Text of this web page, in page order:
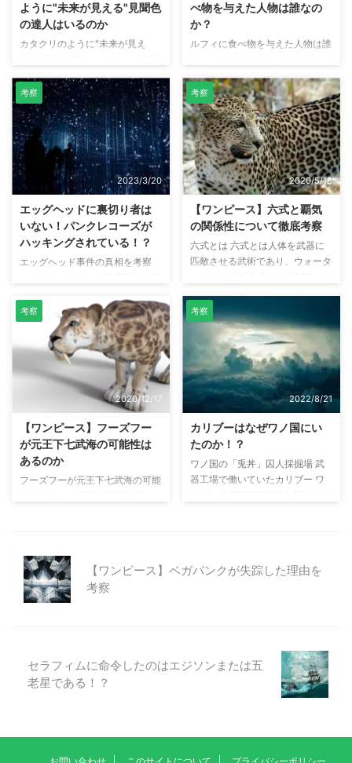
ように"未来が見える"見聞色
の達人はいるのか
カタクリのように"未来が見え
の強者には 「少し未来が見え
る」 という者もいる...!! そんな奴
に出くわしたらどうする？ 2年の
修行で さすがにその域には行け
まい... 手強いぞ？ 出典：ワンピ
ース第894話 海賊王の右腕と呼ば
れる 冥王「シルバーズ・レイリ
ー」の話では、世界の強者には
「少し未来が見える」という見聞
色の達人がいるようです。 「シ
ルバーズ・レイリー」が"未来が
見える"見聞色を使えるかは明ら
かになっていませんが、ルフィに
べ物を与えた人物は誰なの
か？
ルフィに食べ物を与えた人物は誰
1103話 "ギア5"（太陽の神ニカ）
の力を使いすぎたことで、シワシ
ワ かつ ヘロヘロになっていたル
フィは体力回復のために食料を要
求（ワンピース第1103話）、こ
の要求に対し、ルフィに食料を与
えた人物がいます。 その場にい
たルフィの仲間は、ジェイガルシ
ア・サターン聖の力により身動き
が取れなくなっており、食料を与
えることはできません。 では、
誰がルフィに食料を与えたのか。
ジェイガルシア・サターン聖が気
す。それなりの実力 ...
考察
2023/3/20
エッグヘッドに裏切り者は
いない！パンクレコーズが
ハッキングされている！？
エッグヘッド事件の真相を考察
Dr.ベガパンク」を抹殺しようと
するところから物語が大きく動い
ていきます。 この時点で、次の2
つが疑問に残ります。 なぜベガ
パンクの研究内容を世界政府に知
っているのか なぜCP0がベガパ
ンク抹殺の命令を受けたことを、
ベガパンクが知っていたのか 後
者はCP0ステューシーがベガパン
クの味方だったことで謎が解けて
いますが、前者の謎はまだ解けて
いません。（ワンピース第1077
考察
2020/5/18
【ワンピース】六式と覇気
の関係性について徹底考察
六式とは 六式とは人体を武器に
匹敵させる武術であり、ウォータ
将、パンクハザード編で登場した
「ヴェルゴ」が六式を使用してい
ました。 六式は覇気と似ている
点があります。例えば鉄塊（テッ
カイ）は武装色の覇気、紙絵（カ
ミエ）は見聞色の覇気に近い技と
いえます。 本記事では、六式と
れたシーンを参考に考察していま
す。 六式とは「覇気」を纏った
体技なのか！？ 「六式とは「覇
気」を纏った体技なのか！？」と
考察
2020/12/17
【ワンピース】フーズフー
が元王下七武海の可能性は
あるのか
フーズフーが元王下七武海の可能
すると「フーズフー」が元王下七
武海だったと読むこともできる内
容です。 本記事では、可能性は
低いと思いますが仮にフーズフー
期の王下七武海 ワンピース初期
の王下七武海は次の通りです。
考察
2022/8/21
カリブーはなぜワノ国にい
たのか！？
ワノ国の「兎丼」囚人採掘場 武
器工場で働いていたカリブー ワ
島」まで追いかけてきた「ヌマヌ
ワノ国までの経緯は扉絵でしっか
り描かれていました。 魚人島の
後は海軍支部G-5へ 出典:ワンピ
【ワンピース】ベガパンクが失踪した理由を
考察
セラフィムに命令したのはエジソンまたは五
老星である！？